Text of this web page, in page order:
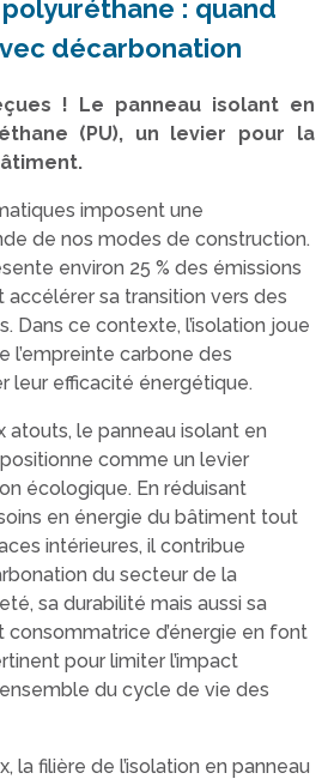
: quand
décarbonation
! Le panneau isolant en
(PU), un levier pour la
imposent une
de nos modes de construction.
environ 25 % des émissions
accélérer sa transition vers des
Dans ce contexte, l’isolation joue
l’empreinte carbone des
leur efficacité énergétique.
atouts, le panneau isolant en
comme un levier
écologique. En réduisant
en énergie du bâtiment tout
intérieures, il contribue
du secteur de la
sa durabilité mais aussi sa
d’énergie en font
pour limiter l’impact
du cycle de vie des
la filière de l’isolation en panneau